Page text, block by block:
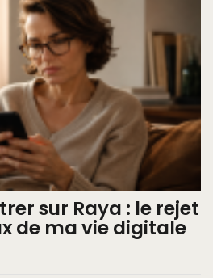
sur Raya : le rejet
de ma vie digitale